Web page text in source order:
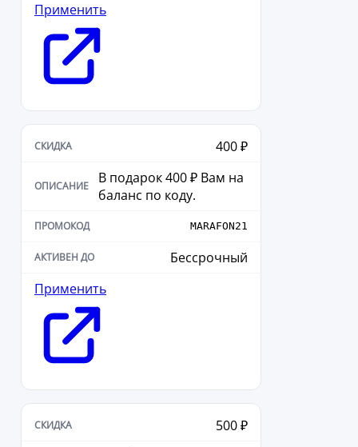
Применить
400 ₽
В подарок 400 ₽ Вам на
баланс по коду.
MARAFON21
Бессрочный
Применить
500 ₽